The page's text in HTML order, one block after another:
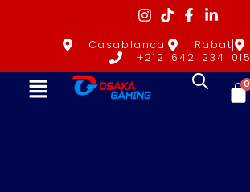
Casablanca Rabat
+212 642 234 015
0